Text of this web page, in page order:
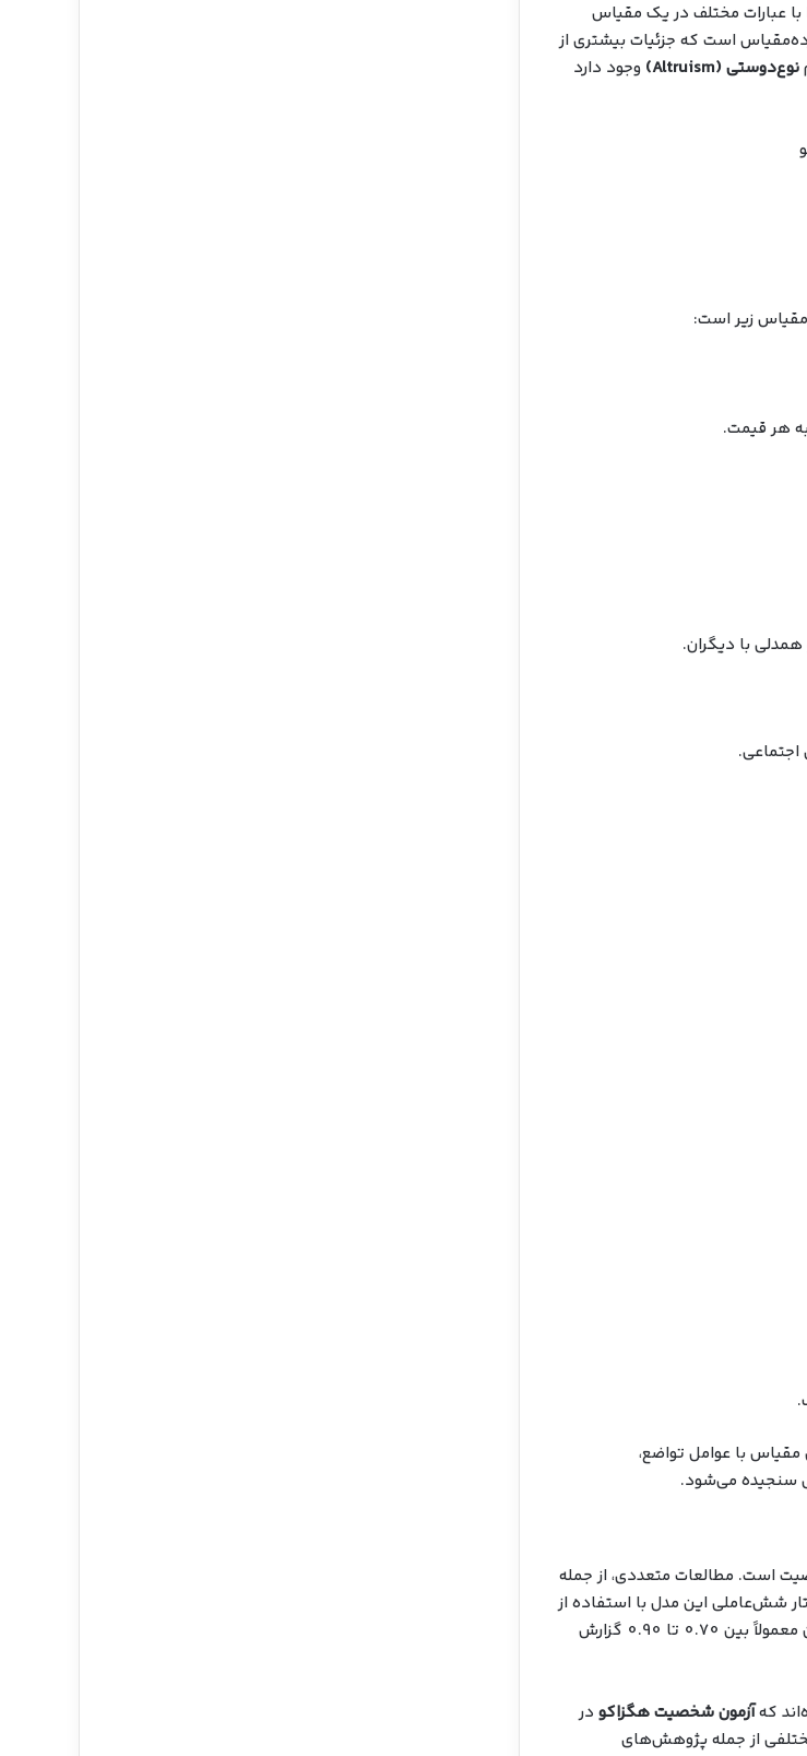
عبارات مختلف در یک مقیاس
خرده‌مقیاس است که جزئیات بیشتری از
نوع‌دوستی (Altruism)
وجود دارد
زیر است:
هر قیمت.
با دیگران.
مقیاس با عوامل تواضع،
سنجیده می‌شود.
است. مطالعات متعددی، از جمله
نشان داده‌اند که ساختار شش‌عاملی این مدل با استفاده از
تحلیل عاملی تأیید شده است. ضرایب آلفای کرونباخ برای عوامل اصلی این آزمون معمولاً بین 0.70 تا 0.90 گزارش
آزمون شخصیت هگزاکو در
مختلفی از جمله پژوهش‌های